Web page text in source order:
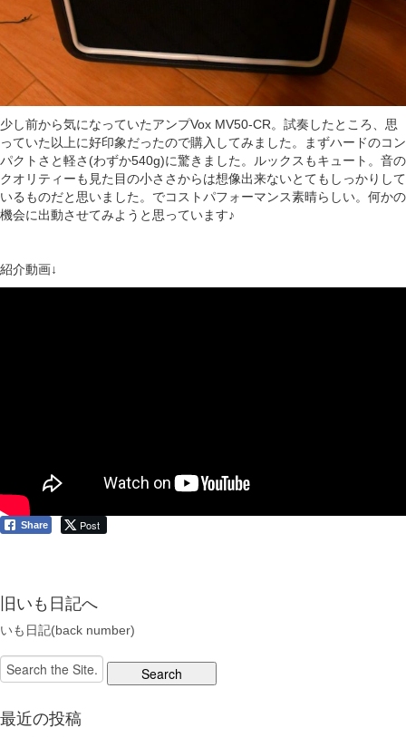
少し前から気になっていたアンプVox MV50-CR。試奏したところ、思
っていた以上に好印象だったので購入してみました。まずハードのコン
パクトさと軽さ(わずか540g)に驚きました。ルックスもキュート。音の
クオリティーも見た目の小ささからは想像出来ないとてもしっかりして
いるものだと思いました。でコストパフォーマンス素晴らしい。何かの
機会に出動させてみようと思っています♪
紹介動画↓
Share Post
旧いも日記へ
いも日記(back number)
Search
for:
最近の投稿